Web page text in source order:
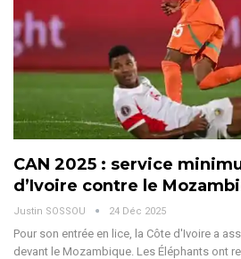
CAN 2025 : service
d’Ivoire contre le
Justin SOSSOU 24 Déc 2025
Pour son entrée en lice, la Côte d'Ivoire a
devant le Mozambique. Les Éléphants ont